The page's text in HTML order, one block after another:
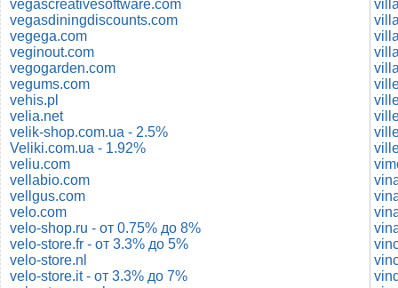
vegascreativesoftware.com
vegasdiningdiscounts.com
vegega.com
veginout.com
vegogarden.com
vegums.com
vehis.pl
velia.net
velik-shop.com.ua - 2.5%
Veliki.com.ua - 1.92%
veliu.com
vellabio.com
vellgus.com
velo.com
velo-shop.ru - от 0.75% до 8%
velo-store.fr - от 3.3% до 5%
velo-store.nl
velo-store.it - от 3.3% до 7%